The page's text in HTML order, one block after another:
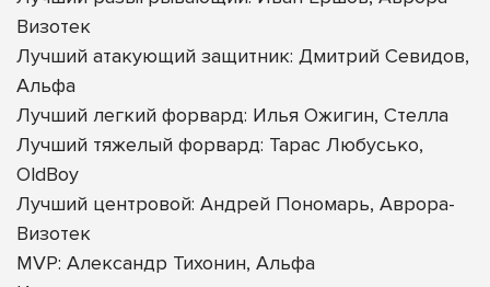
Визотек
Лучший атакующий защитник: Дмитрий Севидов,
Альфа
Лучший легкий форвард: Илья Ожигин, Стелла
Лучший тяжелый форвард: Тарас Любусько,
OldBoy
Лучший центровой: Андрей Пономарь, Аврора-
Визотек
MVP: Александр Тихонин, Альфа